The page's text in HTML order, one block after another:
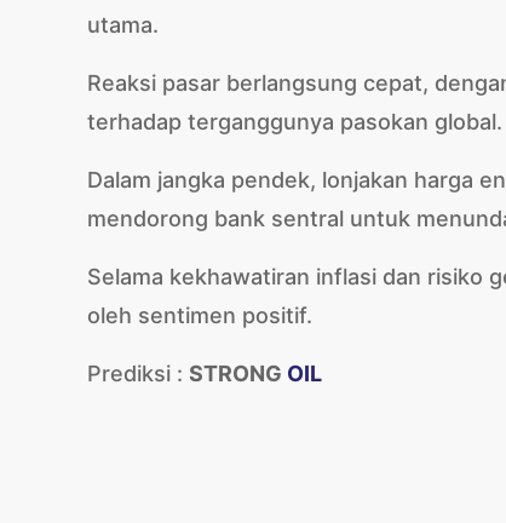
utama.
Reaksi pasar berlangsung cepat,
terhadap terganggunya pasokan global.
Dalam jangka pendek, lonjakan harga
mendorong bank sentral untuk
Selama kekhawatiran inflasi dan risiko
oleh sentimen positif.
Prediksi : STRONG OIL